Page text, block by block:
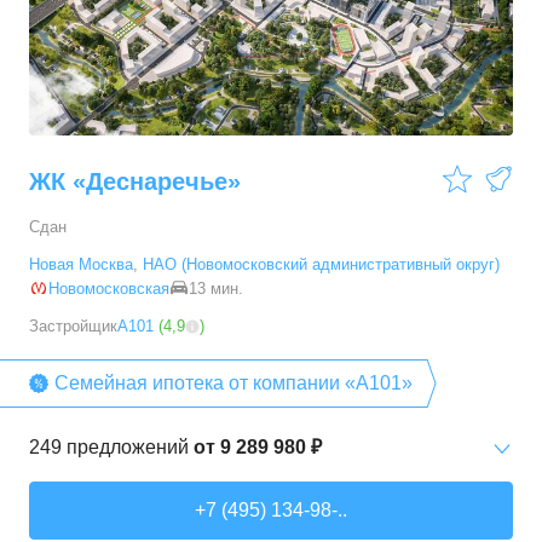
3-комн. кв. от9 786 520 ₽
54,28–88,2м² 19 предложений
ЖК «Деснаречье»
Сдан
Новая Москва, НАО (Новомосковский административный округ)
Новомосковская
13 мин.
ЗастройщикА101 (4,9 )
Семейная ипотека от компании «А101»
249 предложений от 9 289 980 ₽
+7 (495) 134-98-..